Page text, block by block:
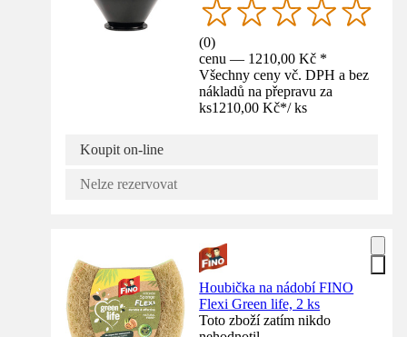
(0)
cenu — 1210,00 Kč *
Všechny ceny vč. DPH a bez
nákladů na přepravu za
ks1210,00 Kč*/ ks
Koupit on-line
Nelze rezervovat
Houbička na nádobí FINO
Flexi Green life, 2 ks
Toto zboží zatím nikdo